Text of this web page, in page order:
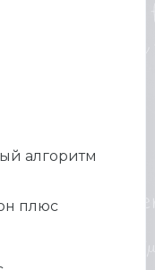
алгоритм
плюс